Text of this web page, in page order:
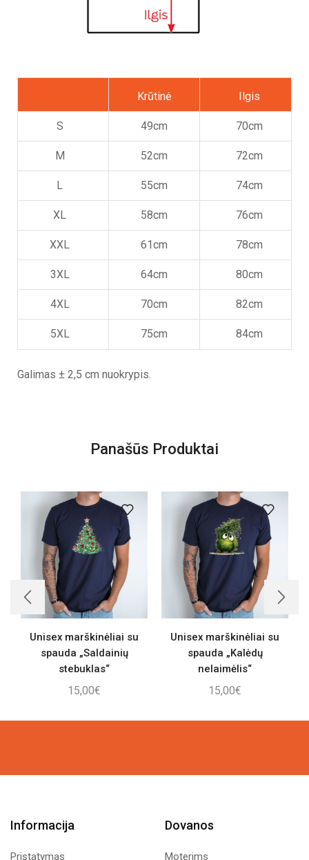
Krūtinė Ilgis
S 49cm 70cm
M 52cm 72cm
L 55cm 74cm
XL 58cm 76cm
XXL 61cm 78cm
3XL 64cm 80cm
4XL 70cm 82cm
5XL 75cm 84cm
Galimas ± 2,5 cm nuokrypis.
Panašūs Produktai
Unisex marškinėliai su
spauda „Saldainių
stebuklas“
15,00€
Unisex marškinėliai su
spauda „Kalėdų
nelaimėlis“
15,00€
Informacija
Pristatymas
Dovanos
Moterims